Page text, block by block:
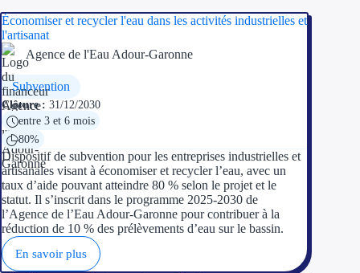
Économiser et recycler l'eau dans les activités industrielles et
l'artisanat
Agence de l'Eau Adour-Garonne
Subvention
Clôture : 31/12/2030
entre 3 et 6 mois
80%
Dispositif de subvention pour les entreprises industrielles et
artisanales visant à économiser et recycler l’eau, avec un
taux d’aide pouvant atteindre 80 % selon le projet et le
statut. Il s’inscrit dans le programme 2025-2030 de
l’Agence de l’Eau Adour-Garonne pour contribuer à la
réduction de 10 % des prélèvements d’eau sur le bassin.
En savoir plus